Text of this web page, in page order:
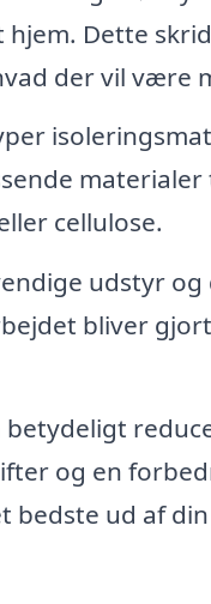
Dette
der vil være
cellulose.
udstyr
bliver
og en
bedste ud af